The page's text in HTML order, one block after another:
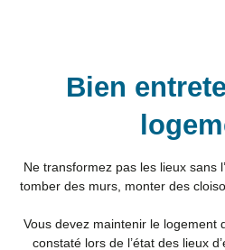
Bien
Ne transformez pas les lieux sans
tomber des murs, monter des
Vous devez maintenir le logement
constaté lors de l’état des lieux